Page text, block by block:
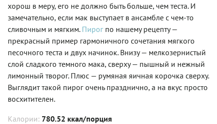
хорош в меру, его не должно быть больше, чем теста. И
замечательно, если мак выступает в ансамбле с чем-то
сливочным и мягким. Пирог по нашему рецепту —
прекрасный пример гармоничного сочетания мягкого
песочного теста и двух начинок. Внизу — мелкозернистый
слой сладкого темного мака, сверху — пышный и нежный
лимонный творог. Плюс — румяная яичная корочка сверху.
Выглядит такой пирог очень празднично, а на вкус просто
восхитителен.
Калории: 780.52 ккал/порция